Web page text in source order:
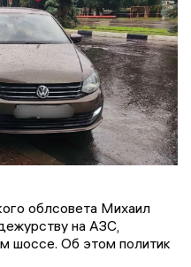
облсовета Михаил
на АЗС,
шоссе. Об этом политик